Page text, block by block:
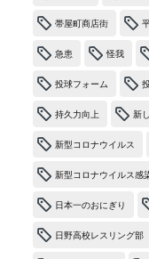
帯屋町商店街
急患 怪我
投球フォーム
持久力向上 新
新型コロナウイルス
新型コロナウイルス感
日本一のおにぎり
日野高校レスリング部